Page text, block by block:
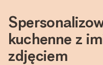
kuchenne z
zdjęciem